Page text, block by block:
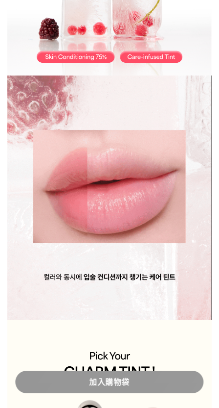
加入購物袋